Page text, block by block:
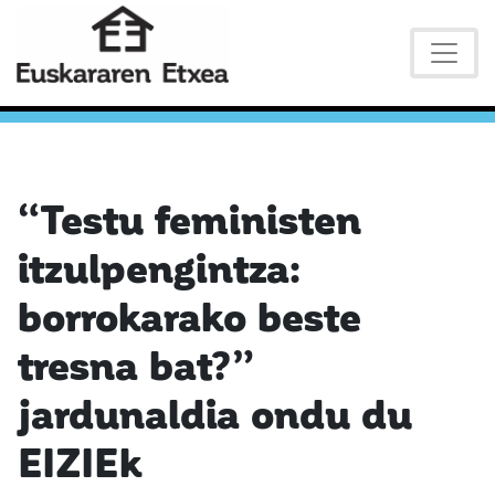
“Testu feministen
itzulpengintza:
borrokarako beste
tresna bat?”
jardunaldia ondu du
EIZIEk